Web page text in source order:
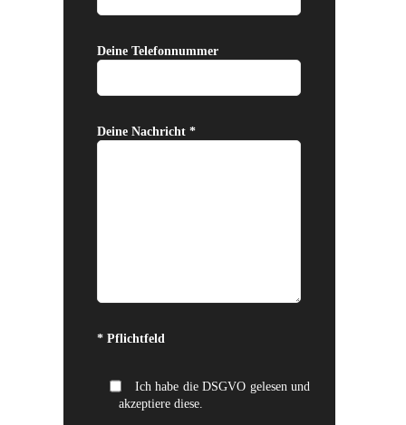
Deine Telefonnummer
Deine Nachricht *
Bitte lasse dieses Feld leer.
* Pflichtfeld
Ich habe die DSGVO gelesen und
akzeptiere diese.